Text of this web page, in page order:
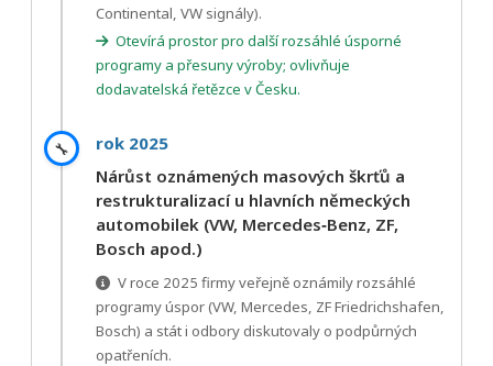
Continental, VW signály).
Otevírá prostor pro další rozsáhlé úsporné
programy a přesuny výroby; ovlivňuje
dodavatelská řetězce v Česku.
🔧
rok 2025
Nárůst oznámených masových škrťů a
restrukturalizací u hlavních německých
automobilek (VW, Mercedes‑Benz, ZF,
Bosch apod.)
V roce 2025 firmy veřejně oznámily rozsáhlé
programy úspor (VW, Mercedes, ZF Friedrichshafen,
Bosch) a stát i odbory diskutovaly o podpůrných
opatřeních.